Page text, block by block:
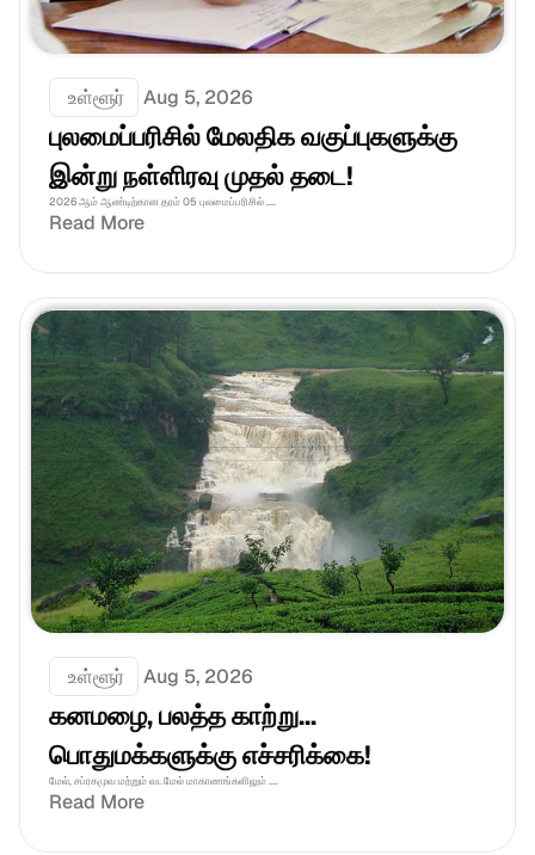
உள்ளூர் Aug 5, 2026
புலமைப்பரிசில் மேலதிக வகுப்புகளுக்கு
இன்று நள்ளிரவு முதல் தடை!
2026 ஆம் ஆண்டிற்கான தரம் 05 புலமைப்பரிசில் ....
Read More
உள்ளூர் Aug 5, 2026
கனமழை, பலத்த காற்று...
பொதுமக்களுக்கு எச்சரிக்கை!
மேல், சப்ரகமுவ மற்றும் வடமேல் மாகாணங்களிலும் ....
Read More